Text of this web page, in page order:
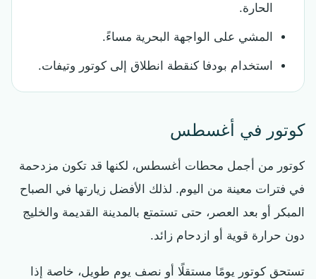
الحارة.
المشي على الواجهة البحرية مساءً.
استخدام بودفا كنقطة انطلاق إلى كوتور وتيفات.
كوتور في أغسطس
كوتور من أجمل محطات أغسطس، لكنها قد تكون مزدحمة
في فترات معينة من اليوم. لذلك الأفضل زيارتها في الصباح
المبكر أو بعد العصر، حتى تستمتع بالمدينة القديمة والخليج
دون حرارة قوية أو ازدحام زائد.
تستحق كوتور يومًا مستقلًا أو نصف يوم طويل، خاصة إذا